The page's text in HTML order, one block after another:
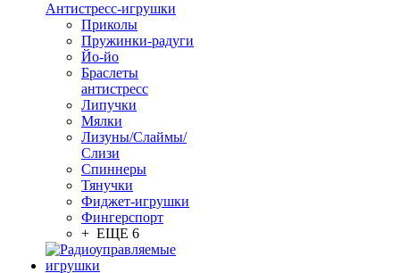
Антистресс-игрушки
Приколы
Пружинки-радуги
Йо-йо
Браслеты
антистресс
Липучки
Мялки
Лизуны/Слаймы/
Слизи
Спиннеры
Тянучки
Фиджет-игрушки
Фингерспорт
+ ЕЩЕ 6